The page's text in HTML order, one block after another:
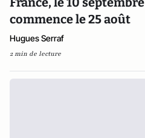
commence le 25 août
Hugues Serraf
2 min de lecture